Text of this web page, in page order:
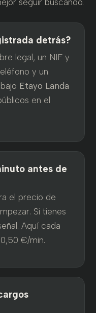
seguir buscando.
detrás?
legal, un NIF y
y un
Etayo Landa
en el
antes de
el precio de
Si tienes
Aquí cada
€/min.